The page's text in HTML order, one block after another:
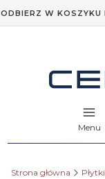
ODBIERZ W
Menu
Strona główna